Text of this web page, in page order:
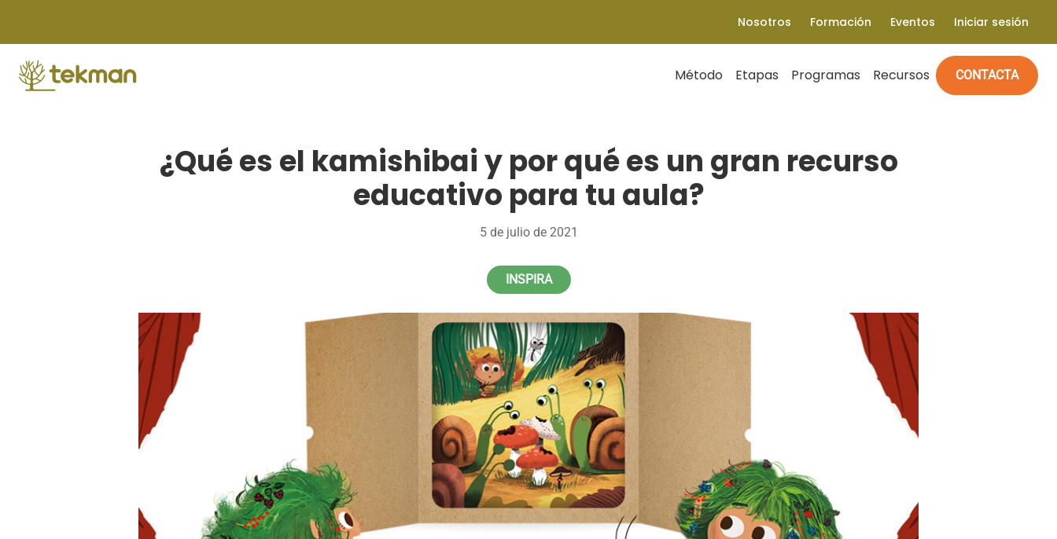
content
Nosotros Formación Eventos Iniciar sesión
Método Etapas Programas Recursos CONTACTA
¿Qué es el kamishibai y por qué es un gran recurso
educativo para tu aula?
5 de julio de 2021
INSPIRA